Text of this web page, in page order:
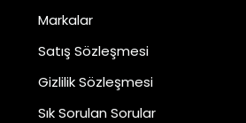
Markalar
Satış Sözleşmesi
Gizlilik Sözleşmesi
Sık Sorulan Sorular